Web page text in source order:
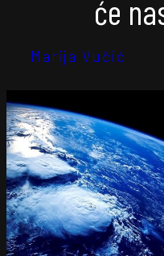
će
Marija Vučić